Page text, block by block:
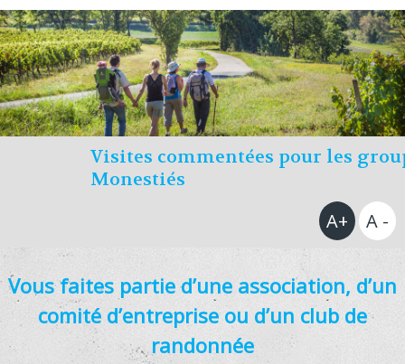
Visites commentées pour les
Monestiés
Vous faites partie d’une association, d’un
comité d’entreprise ou d’un club de
randonnée